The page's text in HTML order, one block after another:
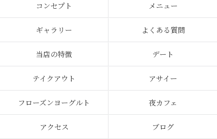
コンセプト メニュー
ギャラリー よくある質問
当店の特徴 デート
テイクアウト アサイー
フローズンヨーグルト 夜カフェ
アクセス ブログ